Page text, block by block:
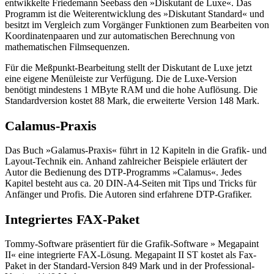
entwikkelte Friedemann Seebass den »Diskutant de Luxe«. Das
Programm ist die Weiterentwicklung des »Diskutant Standard« und
besitzt im Vergleich zum Vorgänger Funktionen zum Bearbeiten von
Koordinatenpaaren und zur automatischen Berechnung von
mathematischen Filmsequenzen.
Für die Meßpunkt-Bearbeitung stellt der Diskutant de Luxe jetzt
eine eigene Menüleiste zur Verfügung. Die de Luxe-Version
benötigt mindestens 1 MByte RAM und die hohe Auflösung. Die
Standardversion kostet 88 Mark, die erweiterte Version 148 Mark.
Calamus-Praxis
Das Buch »Galamus-Praxis« führt in 12 Kapiteln in die Grafik- und
Layout-Technik ein. Anhand zahlreicher Beispiele erläutert der
Autor die Bedienung des DTP-Programms »Calamus«. Jedes
Kapitel besteht aus ca. 20 DIN-A4-Seiten mit Tips und Tricks für
Anfänger und Profis. Die Autoren sind erfahrene DTP-Grafiker.
Integriertes FAX-Paket
Tommy-Software präsentiert für die Grafik-Software » Megapaint
II« eine integrierte FAX-Lösung. Megapaint II ST kostet als Fax-
Paket in der Standard-Version 849 Mark und in der Professional-